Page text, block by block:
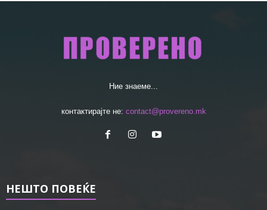
Ние знаеме...
контактирајте не: contact@provereno.mk
НЕШТО ПОВЕЌЕ